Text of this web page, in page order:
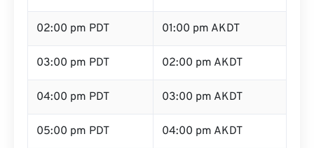
02:00 pm PDT 01:00 pm AKDT
03:00 pm PDT 02:00 pm AKDT
04:00 pm PDT 03:00 pm AKDT
05:00 pm PDT 04:00 pm AKDT